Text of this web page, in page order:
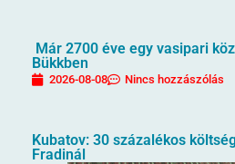
Már 2700 éve egy vasipari
Bükkben
2026-08-08 Nincs hozzászólás
Kubatov: 30 százalékos
Fradinál